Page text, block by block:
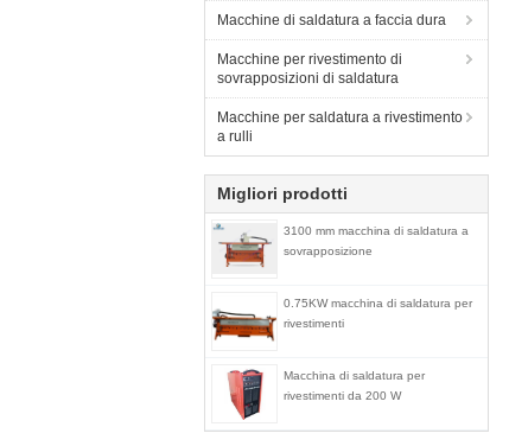
Macchine di saldatura a faccia dura
Macchine per rivestimento di
sovrapposizioni di saldatura
Macchine per saldatura a rivestimento
a rulli
Migliori prodotti
3100 mm macchina di saldatura a
sovrapposizione
0.75KW macchina di saldatura per
rivestimenti
Macchina di saldatura per
rivestimenti da 200 W